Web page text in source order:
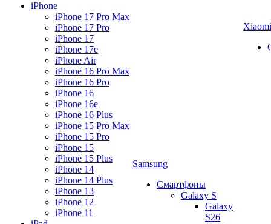
iPhone
iPhone 17 Pro Max
iPhone 17 Pro
iPhone 17
iPhone 17e
iPhone Air
iPhone 16 Pro Max
iPhone 16 Pro
iPhone 16
iPhone 16e
iPhone 16 Plus
iPhone 15 Pro Max
iPhone 15 Pro
iPhone 15
iPhone 15 Plus
iPhone 14
iPhone 14 Plus
iPhone 13
iPhone 12
iPhone 11
Samsung
Смартфоны
Galaxy S
Galaxy
S26
Xiaomi